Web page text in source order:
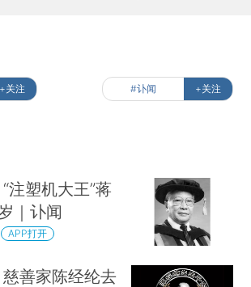
+关注 #讣闻 +关注
注塑机大王”蒋
｜讣闻
APP打开
善家陈经纶去